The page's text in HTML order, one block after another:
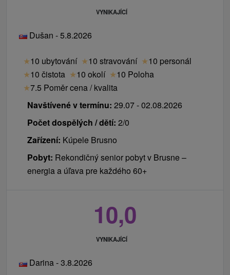
VYNIKAJÍCÍ
Dušan - 5.8.2026
★10 ubytování ★10 stravování ★10 personál
★10 čistota ★10 okolí ★10 Poloha
★7.5 Poměr cena / kvalita
Navštívené v termínu: 29.07 - 02.08.2026
Počet dospělých / dětí: 2/0
Zařízení: Kúpele Brusno
Pobyt: Rekondičný senior pobyt v Brusne –
energia a úľava pre každého 60+
10,0
VYNIKAJÍCÍ
Darina - 3.8.2026